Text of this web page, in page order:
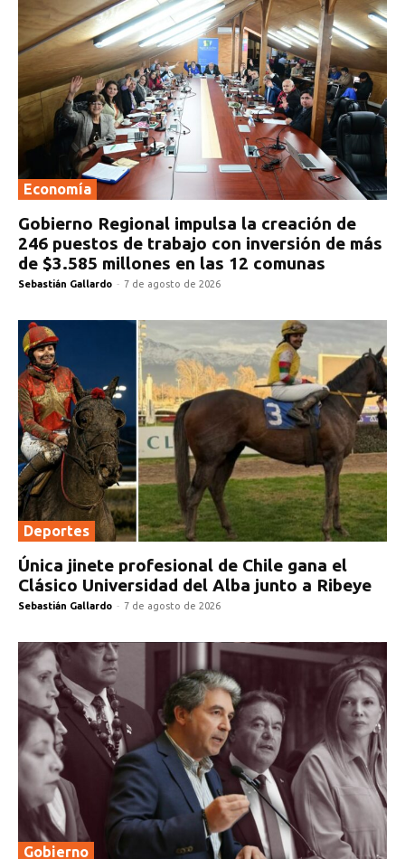
Economía
Gobierno Regional impulsa la creación de
246 puestos de trabajo con inversión de más
de $3.585 millones en las 12 comunas
Sebastián Gallardo - 7 de agosto de 2026
Deportes
Única jinete profesional de Chile gana el
Clásico Universidad del Alba junto a Ribeye
Sebastián Gallardo - 7 de agosto de 2026
Gobierno